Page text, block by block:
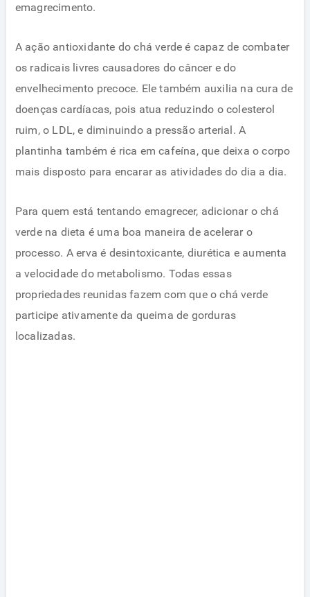
emagrecimento.
A ação antioxidante do chá verde é capaz de combater
os radicais livres causadores do câncer e do
envelhecimento precoce. Ele também auxilia na cura de
doenças cardíacas, pois atua reduzindo o colesterol
ruim, o LDL, e diminuindo a pressão arterial. A
plantinha também é rica em cafeína, que deixa o corpo
mais disposto para encarar as atividades do dia a dia.
Para quem está tentando emagrecer, adicionar o chá
verde na dieta é uma boa maneira de acelerar o
processo. A erva é desintoxicante, diurética e aumenta
a velocidade do metabolismo. Todas essas
propriedades reunidas fazem com que o chá verde
participe ativamente da queima de gorduras
localizadas.